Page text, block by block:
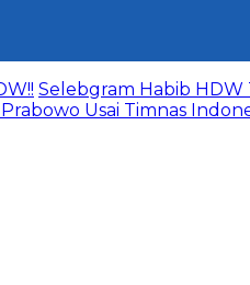
Selebgram Habib
Usai Timnas